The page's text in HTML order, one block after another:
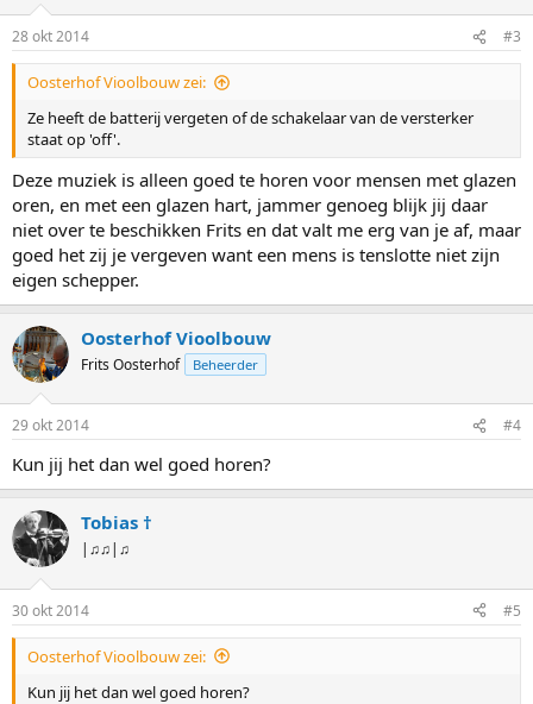
n
g
e
28 okt 2014 #3
Oosterhof Vioolbouw zei:
Ze heeft de batterij vergeten of de schakelaar van de versterker
staat op 'off'.
Deze muziek is alleen goed te horen voor mensen met glazen
oren, en met een glazen hart, jammer genoeg blijk jij daar
niet over te beschikken Frits en dat valt me erg van je af, maar
goed het zij je vergeven want een mens is tenslotte niet zijn
eigen schepper.
Oosterhof Vioolbouw
Frits Oosterhof Beheerder
29 okt 2014 #4
Kun jij het dan wel goed horen?
Tobias †
|♫♫|♫
30 okt 2014 #5
Oosterhof Vioolbouw zei:
Kun jij het dan wel goed horen?